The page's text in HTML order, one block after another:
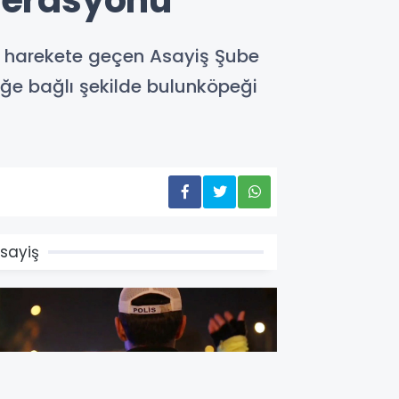
geçen Asayiş Şube
bağlı şekilde bulunköpeği